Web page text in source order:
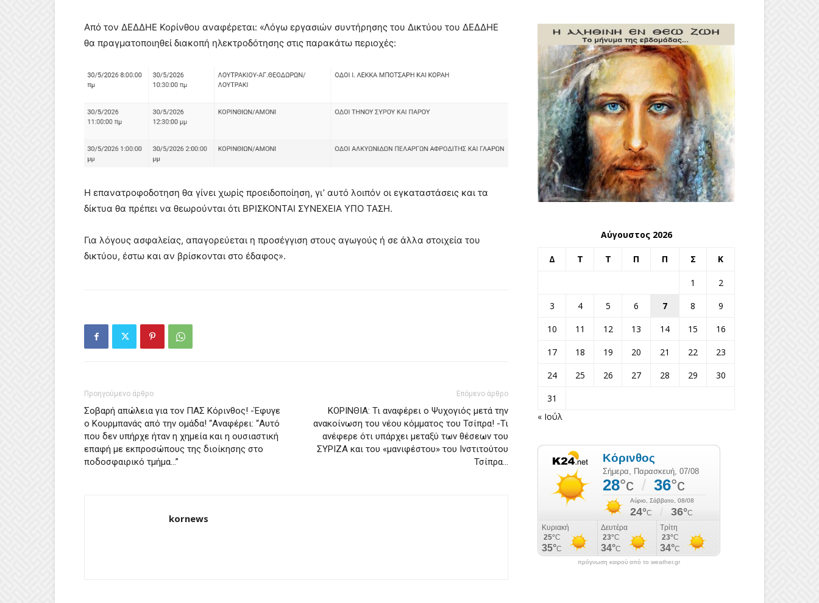
Από τον ΔΕΔΔΗΕ Κορίνθου αναφέρεται: «Λόγω εργασιών συντήρησης του Δικτύου του ΔΕΔΔΗΕ
θα πραγματοποιηθεί διακοπή ηλεκτροδότησης στις παρακάτω περιοχές:
Η επανατροφοδοτηση θα γίνει χωρίς προειδοποίηση, γι’ αυτό λοιπόν οι εγκαταστάσεις και τα
δίκτυα θα πρέπει να θεωρούνται ότι ΒΡΙΣΚΟΝΤΑΙ ΣΥΝΕΧΕΙΑ ΥΠΟ ΤΑΣΗ.
Για λόγους ασφαλείας, απαγορεύεται η προσέγγιση στους αγωγούς ή σε άλλα στοιχεία του
δικτύου, έστω και αν βρίσκονται στο έδαφος».
Προηγούμενο άρθρο
Σοβαρή απώλεια για τον ΠΑΣ Κόρινθος! -Έφυγε
ο Κουρμπανάς από την ομάδα! “Αναφέρει: “Αυτό
που δεν υπήρχε ήταν η χημεία και η ουσιαστική
επαφή με εκπροσώπους της διοίκησης στο
ποδοσφαιρικό τμήμα…”
Επόμενο άρθρο
ΚΟΡΙΝΘΙΑ: Τι αναφέρει ο Ψυχογιός μετά την
ανακοίνωση του νέου κόμματος του Τσίπρα! -Τι
ανέφερε ότι υπάρχει μεταξύ των θέσεων του
ΣΥΡΙΖΑ και του «μανιφέστου» του Ινστιτούτου
Τσίπρα…
kornews
Αύγουστος 2026
Δ Τ Τ Π Π Σ Κ
1
2
3
4 5 6 7 8
9
10
11 12 13 14 15
16
17
18 19 20 21 22
23
24
25 26 27 28 29
30
31
« Ιούλ
πρόγνωση καιρού από το weather.gr